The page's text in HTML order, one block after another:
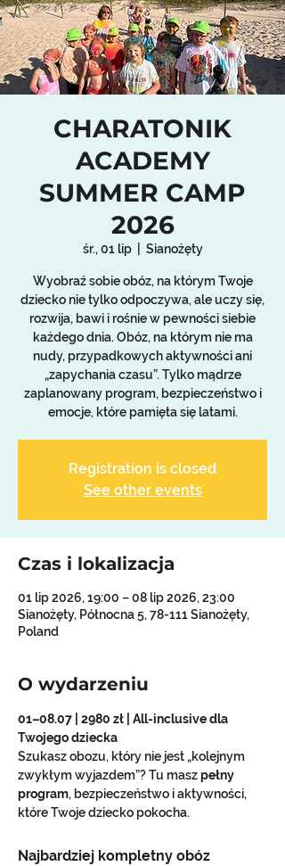
CHARATONIK
ACADEMY
SUMMER CAMP
2026
śr., 01 lip
  |
Sianożęty
Wyobraź sobie obóz, na którym Twoje
dziecko nie tylko odpoczywa, ale uczy się,
rozwija, bawi i rośnie w pewności siebie
każdego dnia. Obóz, na którym nie ma
nudy, przypadkowych aktywności ani
„zapychania czasu”. Tylko mądrze
zaplanowany program, bezpieczeństwo i
emocje, które pamięta się latami.
Registration is closed
See other events
Czas i lokalizacja
01 lip 2026, 19:00 – 08 lip 2026, 23:00
Sianożęty, Północna 5, 78-111 Sianożęty,
Poland
O wydarzeniu
01–08.07 | 2980 zł | All-inclusive dla
Twojego dziecka
Szukasz obozu, który nie jest „kolejnym
zwykłym wyjazdem”? Tu masz pełny
program, bezpieczeństwo i aktywności,
które Twoje dziecko pokocha.
Najbardziej kompletny obóz